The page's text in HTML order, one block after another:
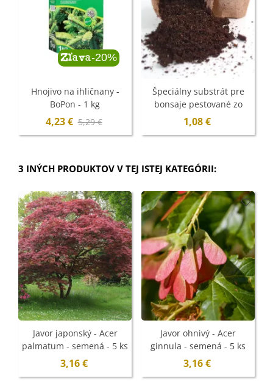
Zľava-20%
Hnojivo na ihličnany -
BoPon - 1 kg
4,23 € 5,29 €
Špeciálny substrát pre
bonsaje pestované zo
semien - 100 g
1,08 €
3 INÝCH PRODUKTOV V TEJ ISTEJ KATEGÓRII:
Javor japonský - Acer
palmatum - semená - 5 ks
3,16 €
Javor ohnivý - Acer
ginnula - semená - 5 ks
3,16 €